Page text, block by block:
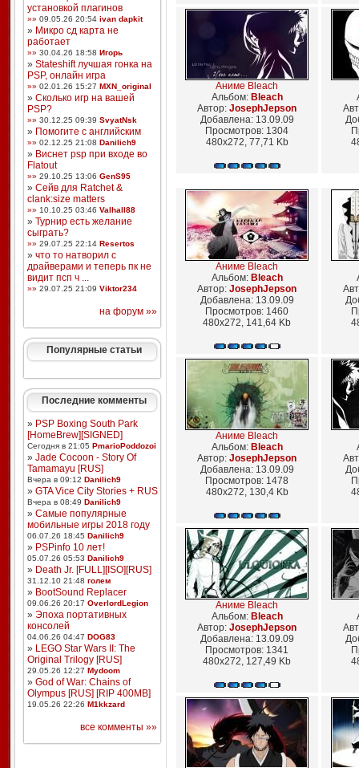
установкой плагинов
»» 09.05.26 20:54 ivan dapkit
» Микро сд карта не
работает
»» 30.04.26 18:58 Игорь
» Stateshift лучшая гонка на
PSP, онлайн игра
»» 02.01.26 15:27 MXN_original
» Сколько игр на вашей
PSP?
»» 30.12.25 09:39 SvyatNsk
» Помогите с английским
»» 02.12.25 21:08 Danilich9
» Виснет psp при входе во
Flatout
»» 29.10.25 13:06 GenS95
» Сейв для Ratchet &
clank:size matters
»» 10.10.25 03:46 Valhall88
» Турнир есть желание
сыграть?
»» 29.07.25 22:14 Resertos
» что то натворил с
драйверами и теперь пк не
видит псп ч ...
»» 29.07.25 21:09 Viktor234
на форум »»
Популярные статьи
Последние комменты
» PSP Boxing South Park
[HomeBrew][SIGNED]
Сегодня в 21:05 PmarioPoddozoi
» Jade Cocoon - Story Of
Tamamayu [RUS]
Вчера в 09:12 Danilich9
» GTA Vice City Stories + RUS
Вчера в 08:49 Danilich9
» Самые популярные
мобильные игры 2018 году
06.07.26 18:45 Danilich9
» PSPinfo 10 лет!
05.07.26 05:53 Danilich9
» Death Jr. [FULL][ISO][RUS]
31.12.10 21:48 голем
» BootSound Replacer
09.06.26 20:17 OverlordLegion
» Эпоха портативных
консолей
04.06.26 04:47 DOG83
» LEGO Star Wars II: The
Original Trilogy [RUS]
29.05.26 12:27 Mydoom
» God of War: Chains of
Olympus [RUS] [RIP 400MB]
19.05.26 22:26 M1kkzard
все комменты »»
Аниме Bleach
Альбом: Bleach
Автор: JosephJepson
Добавлена: 13.09.09
Просмотров: 1304
480x272, 77,71 Kb
Аниме Bleach
Альбом: Bleach
Автор: JosephJepson
Добавлена: 13.09.09
Просмотров: 1460
480x272, 141,64 Kb
Аниме Bleach
Альбом: Bleach
Автор: JosephJepson
Добавлена: 13.09.09
Просмотров: 1478
480x272, 130,4 Kb
Аниме Bleach
Альбом: Bleach
Автор: JosephJepson
Добавлена: 13.09.09
Просмотров: 1341
480x272, 127,49 Kb